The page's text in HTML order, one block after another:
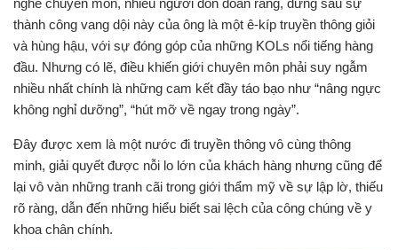
thành công vang dội này của ông là một ê-kíp truyền thông giỏi
và hùng hậu, với sự đóng góp của những KOLs nổi tiếng hàng
đầu. Nhưng có lẽ, điều khiến giới chuyên môn phải suy ngẫm
nhiều nhất chính là những cam kết đầy táo bạo như “nâng ngực
không nghỉ dưỡng”, “hút mỡ về ngay trong ngày”.
Đây được xem là một nước đi truyền thông vô cùng thông
minh, giải quyết được nỗi lo lớn của khách hàng nhưng cũng để
lại vô vàn những tranh cãi trong giới thẩm mỹ về sự lập lờ, thiếu
rõ ràng, dẫn đến những hiểu biết sai lệch của công chúng về y
khoa chân chính.